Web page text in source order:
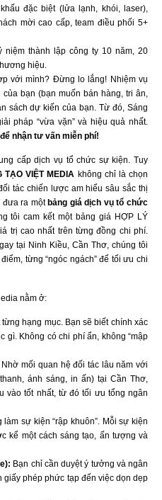
đặc biệt (lửa lạnh, khói, laser),
mời cao cấp, team điều phối 5+
niệm thành lập công ty 10 năm, 20
hiệu.
với mình? Đừng lo lắng! Nhiệm vụ
bạn (bạn muốn bán hàng, tri ân,
sách dự kiến của bạn. Từ đó, Sáng
pháp “vừa vặn” và hiệu quả nhất.
nhận tư vấn miễn phí!
cấp dịch vụ tổ chức sự kiện. Tuy
TẠO VIỆT MEDIA không chỉ là chọn
tác chiến lược am hiểu sâu sắc thị
đưa ra một bảng giá dịch vụ tổ chức
tôi cam kết một bảng giá HỢP LÝ
trị cao nhất trên từng đồng chi phí.
tại Ninh Kiều, Cần Thơ, chúng tôi
từng “ngóc ngách” để tối ưu chi
nằm ở:
từng hạng mục. Bạn sẽ biết chính xác
gì. Không có chi phí ẩn, không “mập
Nhờ mối quan hệ đối tác lâu năm với
ánh sáng, in ấn) tại Cần Thơ,
vào tốt nhất, từ đó tối ưu tổng ngân
làm sự kiện “rập khuôn”. Mỗi sự kiện
kể một cách sáng tạo, ấn tượng và
Bạn chỉ cần duyệt ý tưởng và ngân
giấy phép phức tạp đến việc dọn dẹp